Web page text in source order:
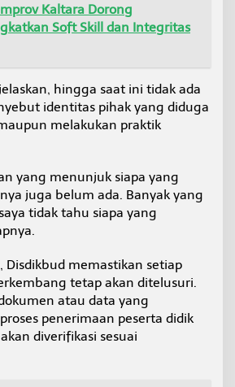
d
a
k
t
d
a
a
o
r
a
Kaltara Dorong
Soft Skill dan Integritas
hingga saat ini tidak ada
identitas pihak yang diduga
melakukan praktik
yang menunjuk siapa yang
juga belum ada. Banyak yang
tidak tahu siapa yang
Disdikbud memastikan setiap
tetap akan ditelusuri.
atau data yang
penerimaan peserta didik
diverifikasi sesuai